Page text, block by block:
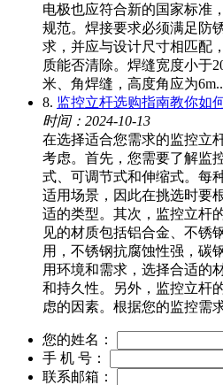
电极也应符合新的国家标准
规范。焊接要求必须满足防
求，并应与设计尺寸相匹配
质能否清除。焊缝宽度小于
米、角焊缝，高度角应为
8. 监控立杆选购指南教你如
时间：2024-10-13
在选择适合您需求的监控立
考虑。首先，您需要了解监
式、可调节式和伸缩式。每
适用场景，因此在挑选时要
适的类型。其次，监控立杆
见的材质包括铝合金、不锈
用，不锈钢抗腐蚀性强，碳
用环境和需求，选择合适的
和持久性。另外，监控立杆
虑的因素。根据您的监控需
您的姓名：
手 机 号：
联系邮箱：